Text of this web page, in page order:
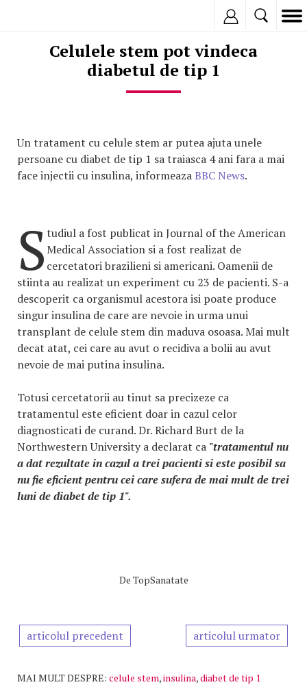
Celulele stem pot vindeca
diabetul de tip 1
Un tratament cu celule stem ar putea ajuta unele
persoane cu diabet de tip 1 sa traiasca 4 ani fara a mai
face injectii cu insulina, informeazaBBC News.
Studiul a fost publicat in Journal of the American
Medical Association si a fost realizat de
cercetatori brazilieni si americani. Oamenii de
stiinta au realizat un experiment cu 23 de pacienti. S-a
descoperit ca organismul acestora isi poate produce
singur insulina de care are nevoie in urma unui
transplant de celule stem din maduva osoasa. Mai mult
decat atat, cei care au avut o recidiva a bolii au avut
nevoie de mai putina insulina.
Totusi cercetatorii au tinut sa precizeze ca
tratamentul este eficient doar in cazul celor
diagnosticati de curand. Dr. Richard Burt de la
Northwestern University a declarat ca "tratamentul nu
a dat rezultate in cazul a trei pacienti si este posibil sa
nu fie eficient pentru cei care sufera de mai mult de trei
luni de diabet de tip 1".
De TopSanatate
articolul precedent articolul urmator
MAI MULT DESPRE: celule stem,insulina,diabet de tip 1